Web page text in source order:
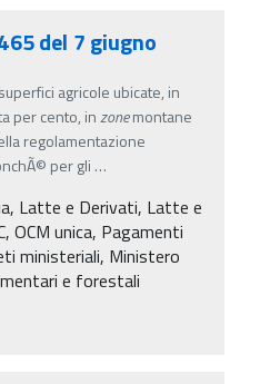
del 7 giugno
agricole ubicate, in
per cento, inzonemontane
regolamentazione
per gli …
Latte e Derivati, Latte e
OCM unica, Pagamenti
ministeriali, Ministero
e forestali